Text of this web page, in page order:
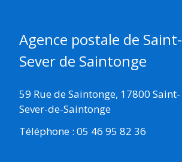
Agence postale de Saint-
Sever de Saintonge
59 Rue de Saintonge, 17800 Saint-
Sever-de-Saintonge
Téléphone : 05 46 95 82 36